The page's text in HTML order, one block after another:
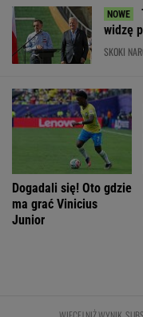
widzę
SKOKI
Dogadali się! Oto gdzie
ma grać Vinicius
Junior